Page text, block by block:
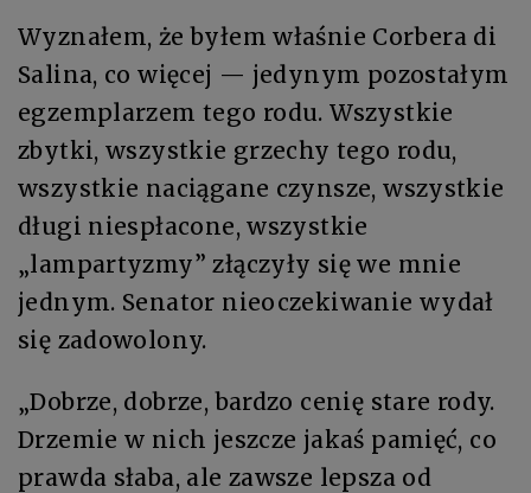
Wyznałem, że byłem właśnie Corbera di
Salina, co więcej — jedynym pozostałym
egzemplarzem tego rodu. Wszystkie
zbytki, wszystkie grzechy tego rodu,
wszystkie naciągane czynsze, wszystkie
długi niespłacone, wszystkie
„lampartyzmy” złączyły się we mnie
jednym. Senator nieoczekiwanie wydał
się zadowolony.
„Dobrze, dobrze, bardzo cenię stare rody.
Drzemie w nich jeszcze jakaś pamięć, co
prawda słaba, ale zawsze lepsza od